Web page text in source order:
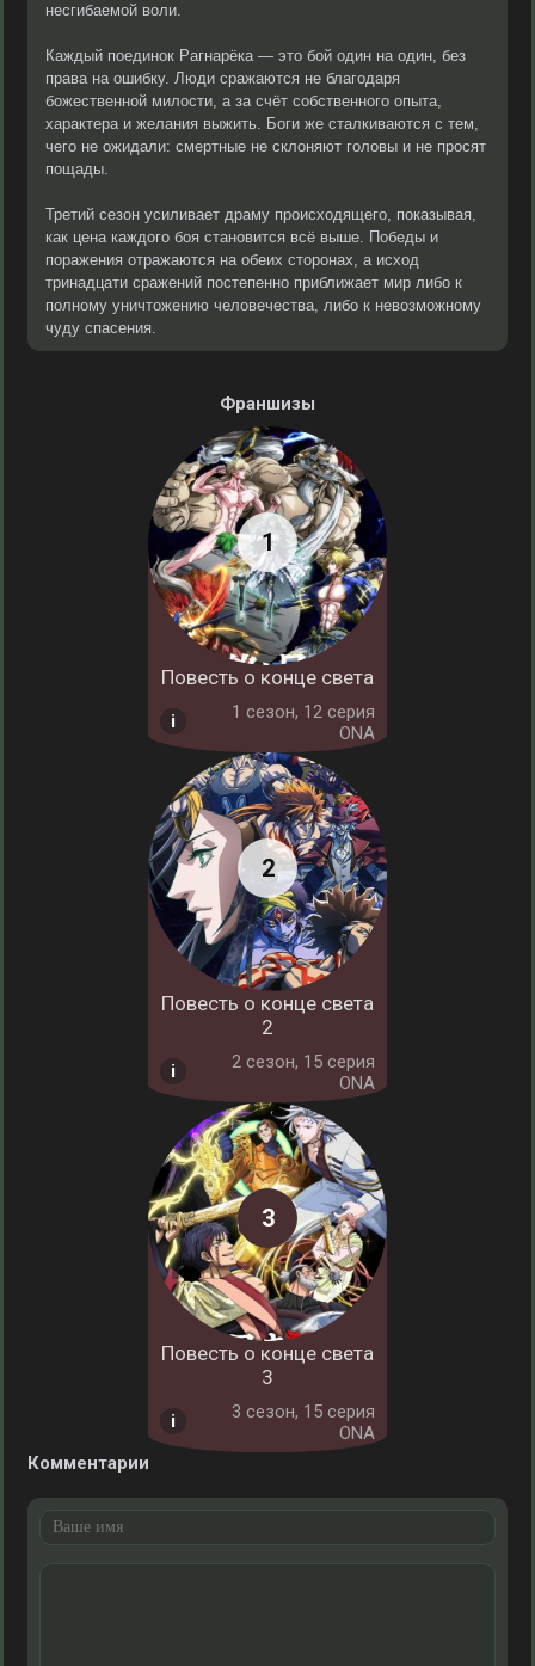
несгибаемой воли.
Каждый поединок Рагнарёка — это бой один на один, без
права на ошибку. Люди сражаются не благодаря
божественной милости, а за счёт собственного опыта,
характера и желания выжить. Боги же сталкиваются с тем,
чего не ожидали: смертные не склоняют головы и не просят
пощады.
Третий сезон усиливает драму происходящего, показывая,
как цена каждого боя становится всё выше. Победы и
поражения отражаются на обеих сторонах, а исход
тринадцати сражений постепенно приближает мир либо к
полному уничтожению человечества, либо к невозможному
чуду спасения.
Франшизы
Повесть о конце света
1 cезон, 12 серия
ONA
Повесть о конце света
2
2 cезон, 15 серия
ONA
Повесть о конце света
3
3 cезон, 15 серия
ONA
Комментарии